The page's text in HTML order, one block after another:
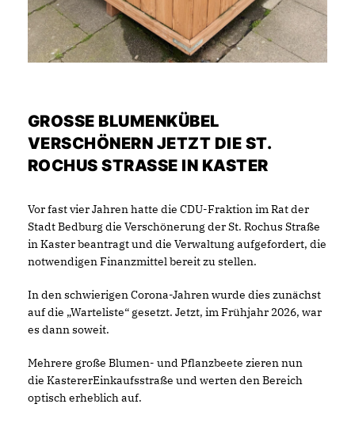
GROSSE BLUMENKÜBEL V
ERSCHÖNERN JETZT DIE ST. R
OCHUS STRASSE IN KASTER
Vor fast vier Jahren hatte die CDU-Fraktion im Rat der
Stadt Bedburg die Verschönerung der St. Rochus Straße
in Kaster beantragt und die Verwaltung aufgefordert, die
notwendigen Finanzmittel bereit zu stellen.
In den schwierigen Corona-Jahren wurde dies zunächst
auf die „Warteliste“ gesetzt. Jetzt, im Frühjahr 2026, war
es dann soweit.
Mehrere große Blumen- und Pflanzbeete zieren nun
die KastererEinkaufsstraße und werten den Bereich
optisch erheblich auf.